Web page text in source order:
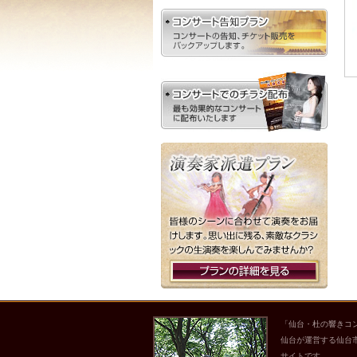
「仙台・杜の響き
仙台が運営する仙台